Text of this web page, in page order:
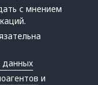
с мнением
данных
и